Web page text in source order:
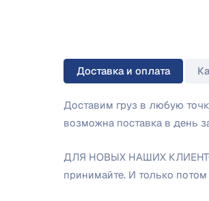
Доставка и оплата
Доставим груз в любую
возможна поставка в день
ДЛЯ НОВЫХ НАШИХ
принимайте. И только потом